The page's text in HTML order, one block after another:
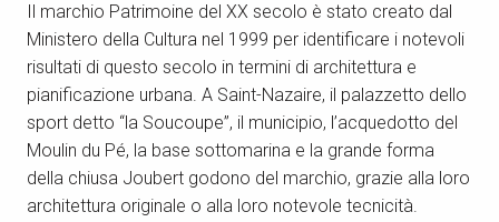
Il marchio Patrimoine del XX secolo è stato creato dal
Ministero della Cultura nel 1999 per identificare i notevoli
risultati di questo secolo in termini di architettura e
pianificazione urbana. A Saint-Nazaire, il palazzetto dello
sport detto “la Soucoupe”, il municipio, l’acquedotto del
Moulin du Pé, la base sottomarina e la grande forma
della chiusa Joubert godono del marchio, grazie alla loro
architettura originale o alla loro notevole tecnicità.